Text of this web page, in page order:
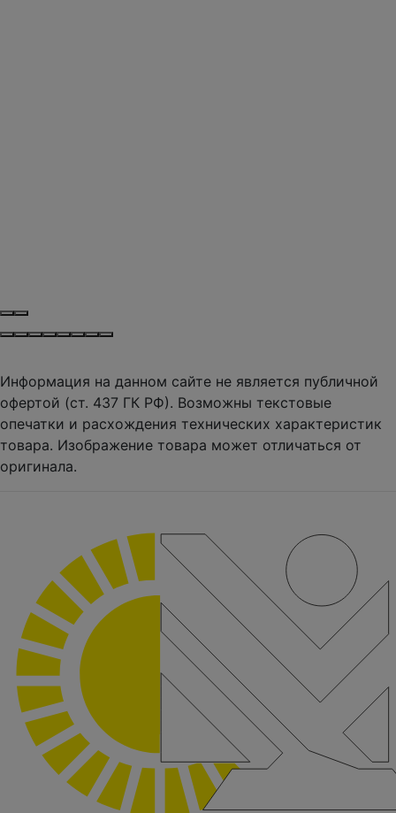
Информация на данном сайте не является публичной
офертой (ст. 437 ГК РФ). Возможны текстовые
опечатки и расхождения технических характеристик
товара. Изображение товара может отличаться от
оригинала.